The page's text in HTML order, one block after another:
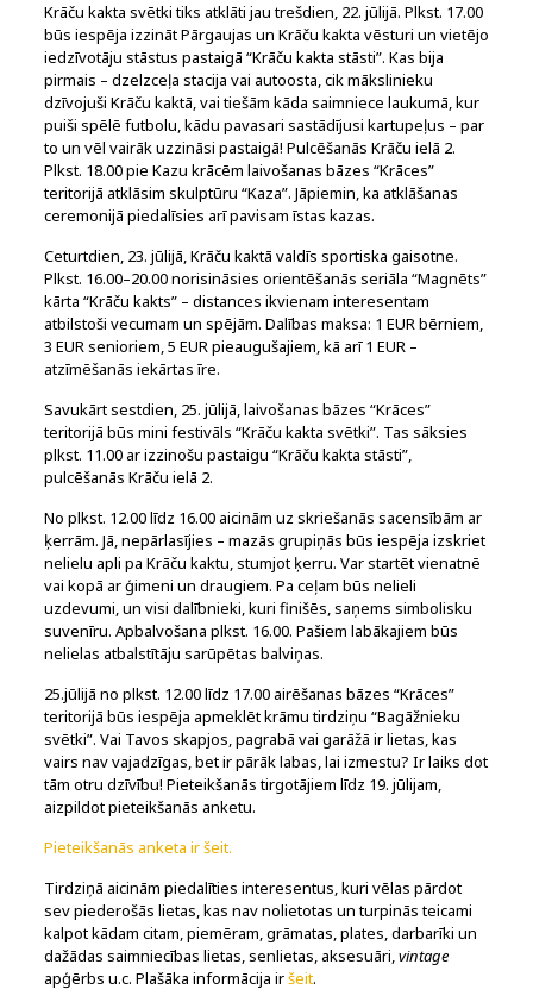
Krāču kakta svētki tiks atklāti jau trešdien, 22. jūlijā. Plkst. 17.00
būs iespēja izzināt Pārgaujas un Krāču kakta vēsturi un vietējo
iedzīvotāju stāstus pastaigā “Krāču kakta stāsti”. Kas bija
pirmais – dzelzceļa stacija vai autoosta, cik mākslinieku
dzīvojuši Krāču kaktā, vai tiešām kāda saimniece laukumā, kur
puiši spēlē futbolu, kādu pavasari sastādījusi kartupeļus – par
to un vēl vairāk uzzināsi pastaigā! Pulcēšanās Krāču ielā 2.
Plkst. 18.00 pie Kazu krācēm laivošanas bāzes “Krāces”
teritorijā atklāsim skulptūru “Kaza”. Jāpiemin, ka atklāšanas
ceremonijā piedalīsies arī pavisam īstas kazas.
Ceturtdien, 23. jūlijā, Krāču kaktā valdīs sportiska gaisotne.
Plkst. 16.00–20.00 norisināsies orientēšanās seriāla “Magnēts”
kārta “Krāču kakts” – distances ikvienam interesentam
atbilstoši vecumam un spējām. Dalības maksa: 1 EUR bērniem,
3 EUR senioriem, 5 EUR pieaugušajiem, kā arī 1 EUR –
atzīmēšanās iekārtas īre.
Savukārt sestdien, 25. jūlijā, laivošanas bāzes “Krāces”
teritorijā būs mini festivāls “Krāču kakta svētki”. Tas sāksies
plkst. 11.00 ar izzinošu pastaigu “Krāču kakta stāsti”,
pulcēšanās Krāču ielā 2.
No plkst. 12.00 līdz 16.00 aicinām uz skriešanās sacensībām ar
ķerrām. Jā, nepārlasījies – mazās grupiņās būs iespēja izskriet
nelielu apli pa Krāču kaktu, stumjot ķerru. Var startēt vienatnē
vai kopā ar ģimeni un draugiem. Pa ceļam būs nelieli
uzdevumi, un visi dalībnieki, kuri finišēs, saņems simbolisku
suvenīru. Apbalvošana plkst. 16.00. Pašiem labākajiem būs
nelielas atbalstītāju sarūpētas balviņas.
25.jūlijā no plkst. 12.00 līdz 17.00 airēšanas bāzes “Krāces”
teritorijā būs iespēja apmeklēt krāmu tirdziņu “Bagāžnieku
svētki”. Vai Tavos skapjos, pagrabā vai garāžā ir lietas, kas
vairs nav vajadzīgas, bet ir pārāk labas, lai izmestu? Ir laiks dot
tām otru dzīvību! Pieteikšanās tirgotājiem līdz 19. jūlijam,
aizpildot pieteikšanās anketu.
Pieteikšanās anketa ir šeit.
Tirdziņā aicinām piedalīties interesentus, kuri vēlas pārdot
sev piederošās lietas, kas nav nolietotas un turpinās teicami
kalpot kādam citam, piemēram, grāmatas, plates, darbarīki un
dažādas saimniecības lietas, senlietas, aksesuāri,vintage
apģērbs u.c. Plašāka informācija iršeit.